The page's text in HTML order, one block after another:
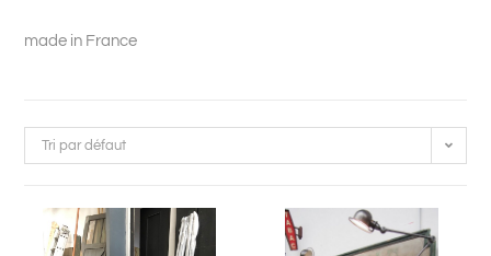
made in France
Tri par défaut